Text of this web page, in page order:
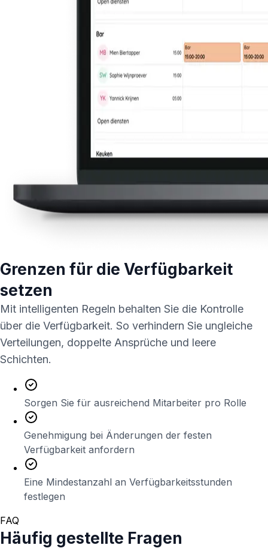
Grenzen für die Verfügbarkeit
setzen
Mit intelligenten Regeln behalten Sie die Kontrolle
über die Verfügbarkeit. So verhindern Sie ungleiche
Verteilungen, doppelte Ansprüche und leere
Schichten.
Sorgen Sie für ausreichend Mitarbeiter pro Rolle
Genehmigung bei Änderungen der festen
Verfügbarkeit anfordern
Eine Mindestanzahl an Verfügbarkeitsstunden
festlegen
FAQ
Häufig gestellte Fragen